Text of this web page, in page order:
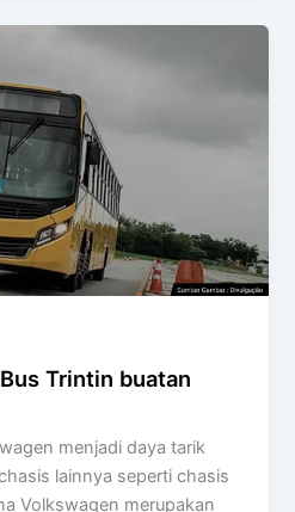
Trintin buatan
menjadi daya tarik
lainnya seperti chasis
Volkswagen merupakan